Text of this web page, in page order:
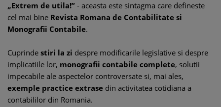
„Extrem de utila!” - aceasta este sintagma care defineste
cel mai bine Revista Romana de Contabilitate si
Monografii Contabile.
Cuprinde stiri la zi despre modificarile legislative si despre
implicatiile lor, monografii contabile complete, solutii
impecabile ale aspectelor controversate si, mai ales,
exemple practice extrase din activitatea cotidiana a
contabililor din Romania.